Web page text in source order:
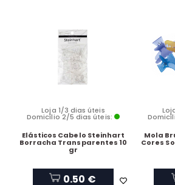
Loja 1/3 dias úteis
Domicílio 2/5 dias úteis:
Elásticos Cabelo Steinhart
Borracha Transparentes 10
gr
0.50 €
Mola
Cores